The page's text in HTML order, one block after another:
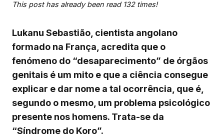
This post has already been read 132 times!
Lukanu Sebastião, cientista angolano
formado na França, acredita que o
fenómeno do “desaparecimento” de órgãos
genitais é um mito e que a ciência consegue
explicar e dar nome a tal ocorrência, que é,
segundo o mesmo, um problema psicológico
presente nos homens. Trata-se da
“Síndrome do Koro”.